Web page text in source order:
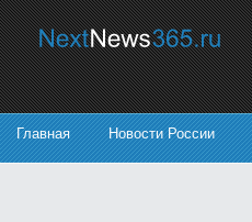
Главная Новости России